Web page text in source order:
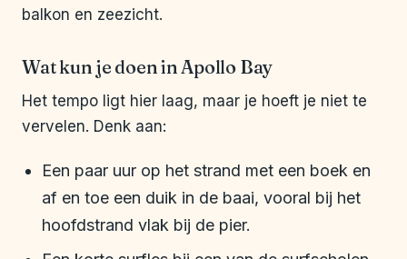
balkon en zeezicht.
Wat kun je doen in Apollo Bay
Het tempo ligt hier laag, maar je hoeft je niet te
vervelen. Denk aan:
Een paar uur op het strand met een boek en
af en toe een duik in de baai, vooral bij het
hoofdstrand vlak bij de pier.